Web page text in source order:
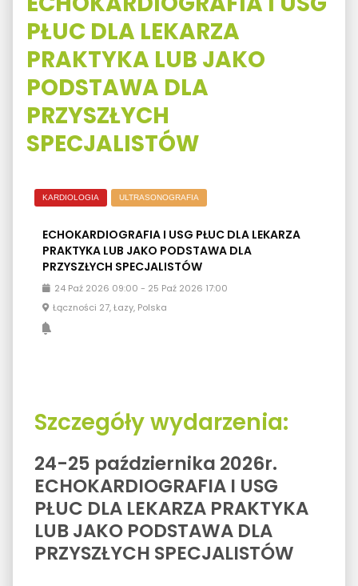
PŁUC DLA LEKARZA
PRAKTYKA LUB JAKO
PODSTAWA DLA
PRZYSZŁYCH
SPECJALISTÓW
KARDIOLOGIA ULTRASONOGRAFIA
ECHOKARDIOGRAFIA I USG PŁUC DLA LEKARZA
PRAKTYKA LUB JAKO PODSTAWA DLA
PRZYSZŁYCH SPECJALISTÓW
24 Paź 2026 09:00 - 25 Paź 2026 17:00
Łączności 27, Łazy, Polska
Szczegóły wydarzenia:
24-25 października 2026r.
ECHOKARDIOGRAFIA I USG
PŁUC DLA LEKARZA PRAKTYKA
LUB JAKO PODSTAWA DLA
PRZYSZŁYCH SPECJALISTÓW